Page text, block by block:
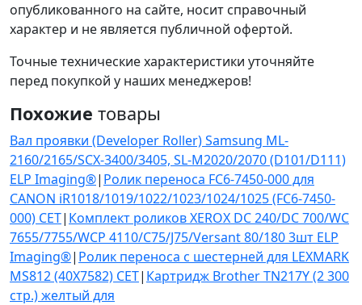
опубликованного на сайте, носит справочный
характер и не является публичной офертой.
Точные технические характеристики уточняйте
перед покупкой у наших менеджеров!
Похожие товары
Вал проявки (Developer Roller) Samsung ML-
2160/2165/SCX-3400/3405, SL-M2020/2070 (D101/D111)
ELP Imaging®| Ролик переноса FC6-7450-000 для
CANON iR1018/1019/1022/1023/1024/1025 (FC6-7450-
000) CET| Комплект роликов XEROX DC 240/DC 700/WC
7655/7755/WCP 4110/C75/J75/Versant 80/180 3шт ELP
Imaging®| Ролик переноса с шестерней для LEXMARK
MS812 (40X7582) CET| Картридж Brother TN217Y (2 300
стр.) желтый для